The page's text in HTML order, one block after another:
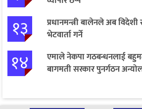
१३
प्रधानमन्त्री बालेनले अब विदेशी
भेटवार्ता गर्ने
१४
एमाले नेकपा गठबन्धनलाई
बागमती सरकार पुनर्गठन